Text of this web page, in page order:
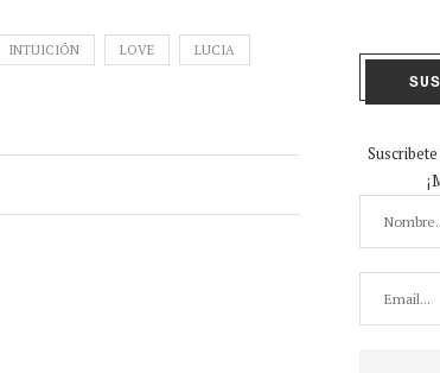
INTUICIÓN LOVE LUCIA